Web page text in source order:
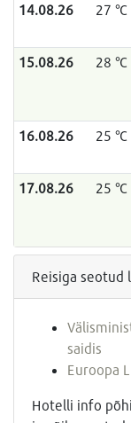
14.08.26 27 °C
15.08.26 28 °C
16.08.26 25 °C
17.08.26 25 °C
Reisiga seotud
saidis
Euroopa
Hotelli info